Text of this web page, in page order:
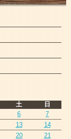
土
日
6
7
13
14
20
21